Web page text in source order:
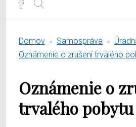
Samospráva
Domov Samospráva
Oznámenie o zrušení trvalého
Oznámenie o
trvalého pobytu